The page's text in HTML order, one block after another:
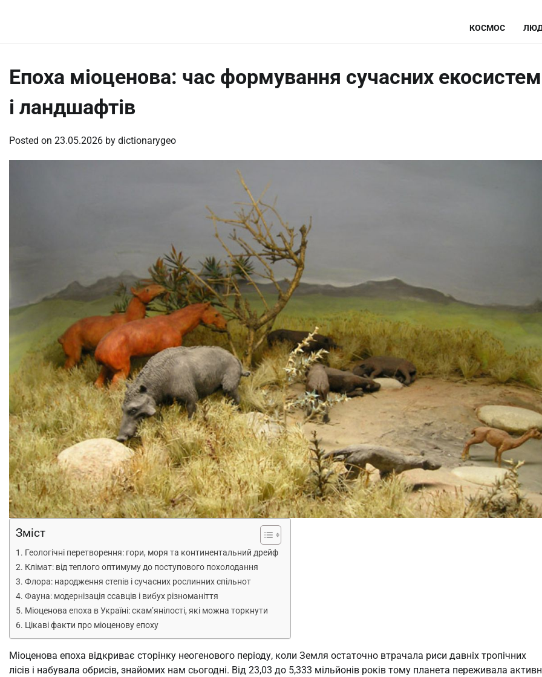
КОСМОС
Епоха міоценова: час формування сучасних екосистем
і ландшафтів
Posted on 23.05.2026 by dictionarygeo
Зміст
Геологічні перетворення: гори, моря та континентальний дрейф
Клімат: від теплого оптимуму до поступового похолодання
Флора: народження степів і сучасних рослинних спільнот
Фауна: модернізація ссавців і вибух різноманіття
Міоценова епоха в Україні: скам’янілості, які можна торкнути
Цікаві факти про міоценову епоху
Міоценова епоха відкриває сторінку неогенового періоду, коли Земля остаточно втрачала риси давніх тропічних
лісів і набувала обрисів, знайомих нам сьогодні. Від 23,03 до 5,333 мільйонів років тому планета переживала